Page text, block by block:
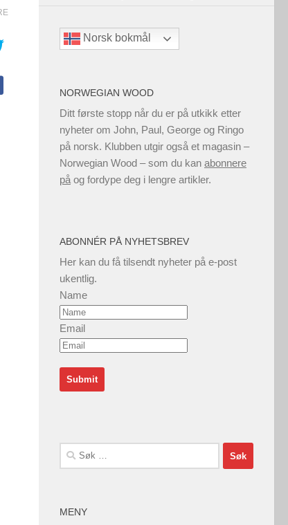
Norsk bokmål
NORWEGIAN WOOD
Ditt første stopp når du er på utkikk etter
nyheter om John, Paul, George og Ringo
på norsk. Klubben utgir også et magasin –
Norwegian Wood – som du kan abonnere
på og fordype deg i lengre artikler.
ABONNÉR PÅ NYHETSBREV
Her kan du få tilsendt nyheter på e-post
ukentlig.
Name
Email
Søk
etter:
MENY